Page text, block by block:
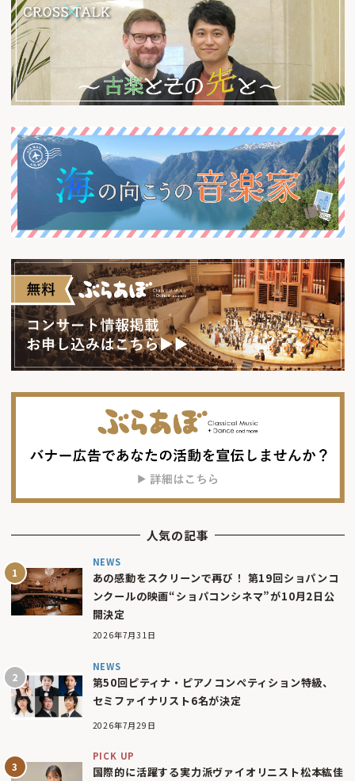
人気の記事
NEWS
あの感動をスクリーンで再び！ 第19回ショパンコ
ンクールの映画“ショパコンシネマ”が10月2日公
開決定
2026年7月31日
NEWS
第50回ピティナ・ピアノコンペティション特級、
セミファイナリスト6名が決定
2026年7月29日
PICK UP
国際的に活躍する実力派ヴァイオリニスト松本紘佳